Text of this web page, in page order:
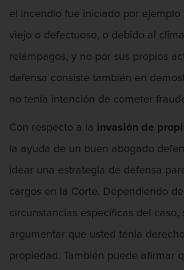
el incendio fue iniciado por ejemplo
viejo o defectuoso, o debido al
relámpagos, y no por sus propios
defensa consiste también en
no tenía intención de cometer
Con respecto a la invasión de
la ayuda de un buen abogado
idear una estrategia de defensa
cargos en la Corte. Dependiendo
circunstancias específicas del caso,
argumentar que usted tenía
propiedad. También puede afirmar
Asalto y
Audiencia
Audiencias de